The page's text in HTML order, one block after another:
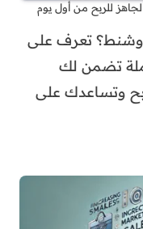
للربح من أول يوم
تعرف على
تضمن لك
وتساعدك على